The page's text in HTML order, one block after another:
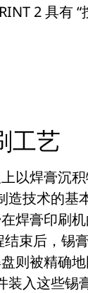
2 具有
工艺
以焊膏沉
造技术的基
焊膏印刷
结束后，锡
则被精确
装入这些锡